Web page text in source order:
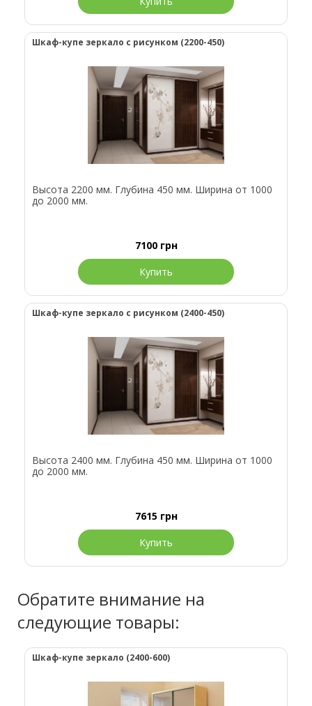
Шкаф-купе зеркало с рисунком (2200-450)
Высота 2200 мм. Глубина 450 мм. Ширина от 1000
до 2000 мм.
7100 грн
Купить
Шкаф-купе зеркало с рисунком (2400-450)
Высота 2400 мм. Глубина 450 мм. Ширина от 1000
до 2000 мм.
7615 грн
Купить
Обратите внимание на
следующие товары:
Шкаф-купе зеркало (2400-600)